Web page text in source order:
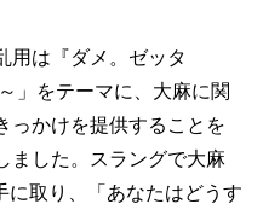
は『ダメ。ゼッタ
」をテーマに、大麻に関
っかけを提供することを
ました。スラングで大麻
に取り、「あなたはどうす